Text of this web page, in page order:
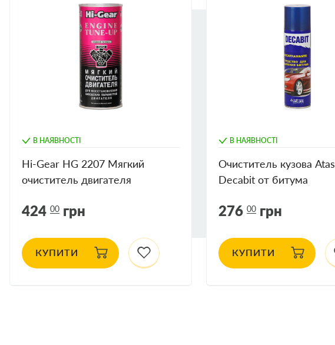
підходить для чищення електричних компонентів.
В НАЯВНОСТІ
Hi-Gear HG 2207 Мягкий
очиститель двигателя
424 00 грн
КУПИТИ
В НАЯВНОСТІ
Очиститель кузова Atas
Decabit от битума
276 00 грн
КУПИТИ